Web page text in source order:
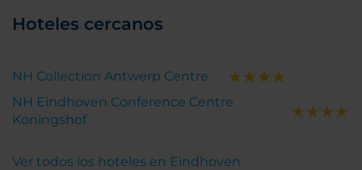
Hoteles cercanos
NH Collection Antwerp Centre
NH Eindhoven Conference Centre
Koningshof
Ver todos los hoteles en Eindhoven